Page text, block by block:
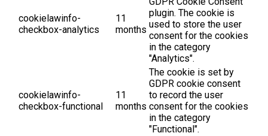
cookielawinfo-
checkbox-analytics
11
months
plugin. The cookie is
used to store the user
consent for the cookies
in the category
"Analytics".
cookielawinfo-
checkbox-functional
11
months
The cookie is set by
GDPR cookie consent
to record the user
consent for the cookies
in the category
"Functional".